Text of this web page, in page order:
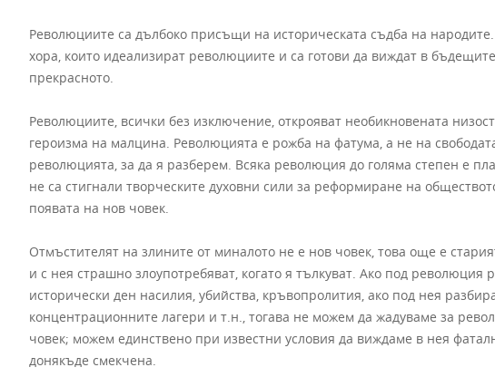
Революциите са дълбоко присъщи на историческата съдба на
хора, които идеализират революциите и са готови да виждат в
прекрасното.
Революциите, всички без изключение, открояват необикновената
героизма на малцина. Революцията е рожба на фатума, а не на
революцията, за да я разберем. Всяка революция до голяма степен е
не са стигнали творческите духовни сили за реформиране на
появата на нов човек.
Отмъстителят на злините от миналото не е нов човек, това още е
и с нея страшно злоупотребяват, когато я тълкуват. Ако под
исторически ден насилия, убийства, кръвопролития, ако под нея
концентрационните лагери и т.н., тогава не можем да жадуваме за
човек; можем единствено при известни условия да виждаме в нея
донякъде смекчена.